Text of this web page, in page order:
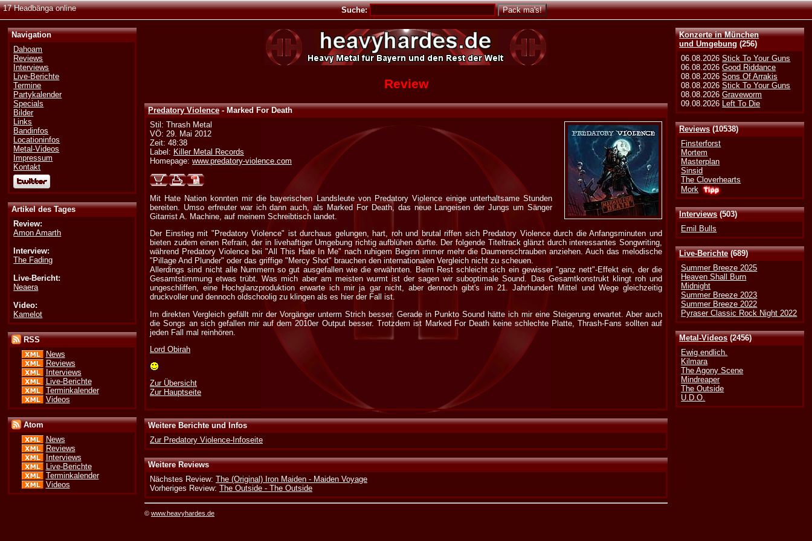
17 Headbänga online Suche:
Konzerte in München
und Umgebung (256)
06.08.2026Stick To Your Guns
06.08.2026Good Riddance
08.08.2026Sons Of Arrakis
08.08.2026Stick To Your Guns
08.08.2026Graveworm
09.08.2026 Left To Die
Reviews(10538)
Finsterforst
Mortem
Masterplan
Sinsid
The Cloverhearts
Mork
Interviews(503)
Emil Bulls
Live-Berichte(689)
Summer Breeze 2025
Heaven Shall Burn
Midnight
Summer Breeze 2023
Summer Breeze 2022
Pyraser Classic Rock Night 2022
Metal-Videos(2456)
Ewig.endlich.
Kilmara
The Agony Scene
Mindreaper
The Outside
U.D.O.
Navigation
Dahoam
Reviews
Interviews
Live-Berichte
Termine
Partykalender
Specials
Bilder
Links
Bandinfos
Locationinfos
Metal-Videos
Impressum
Kontakt
Artikel des Tages
Review:
Amon Amarth
Interview:
The Fading
Live-Bericht:
Neaera
Video:
Kamelot
RSS
News
Reviews
Interviews
Live-Berichte
Terminkalender
Videos
Atom
News
Reviews
Interviews
Live-Berichte
Terminkalender
Videos
Review
Predatory Violence- Marked For Death
Stil: Thrash Metal
VÖ: 29. Mai 2012
Zeit: 48:38
Label: Killer Metal Records
Homepage:www.predatory-violence.com
Mit Hate Nation konnten mir die bayerischen Landsleute von Predatory Violence einige unterhaltsame Stunden
bereiten. Umso erfreuter war ich dann auch, als Marked For Death, das neue Langeisen der Jungs um Sänger
Gitarrist A. Machine, auf meinem Schreibtisch landet.
Der Einstieg mit "Predatory Violence" ist durchaus gelungen, hart, roh und brutal riffen sich Predatory Violence durch die Anfangsminuten und
bieten zudem einen Refrain, der in livehaftiger Umgebung richtig aufblühen dürfte. Der folgende Titeltrack glänzt durch interessantes Songwriting,
während Predatory Violence bei "All This Hate In Me" nach ruhigem Beginn immer mehr die Daumenschrauben anziehen. Auch das melodische
"Pillage And Plunder" oder das griffige "Mercy Shot" brauchen den internationalen Vergleich nicht zu scheuen.
Allerdings sind nicht alle Nummern so gut ausgefallen wie die erwähnten. Beim Rest schleicht sich ein gewisser "ganz nett"-Effekt ein, der die
Gesamtstimmung etwas trübt. Was mich aber am meisten wurmt ist der sagen wir suboptimale Sound. Das Gesamtkonstrukt klingt roh und
ungeschliffen, eine Hochglanzproduktion erwarte ich mir ja gar nicht, aber dennoch gibt's im 21. Jahrhundert Mittel und Wege gleichzeitig
druckvoller und dennoch oldschoolig zu klingen als es hier der Fall ist.
Im direkten Vergleich gefällt mir der Vorgänger unterm Strich besser. Gerade in Punkto Sound hätte ich mir eine Steigerung erwartet. Aber auch
die Songs an sich gefallen mir auf dem 2010er Output besser. Trotzdem ist Marked For Death keine schlechte Platte, Thrash-Fans sollten auf
jeden Fall mal reinhören.
Lord Obirah
Zur Übersicht
Zur Hauptseite
Weitere Berichte und Infos
Zur Predatory Violence-Infoseite
Weitere Reviews
Nächstes Review:The (Original) Iron Maiden - Maiden Voyage
Vorheriges Review:The Outside - The Outside
©www.heavyhardes.de